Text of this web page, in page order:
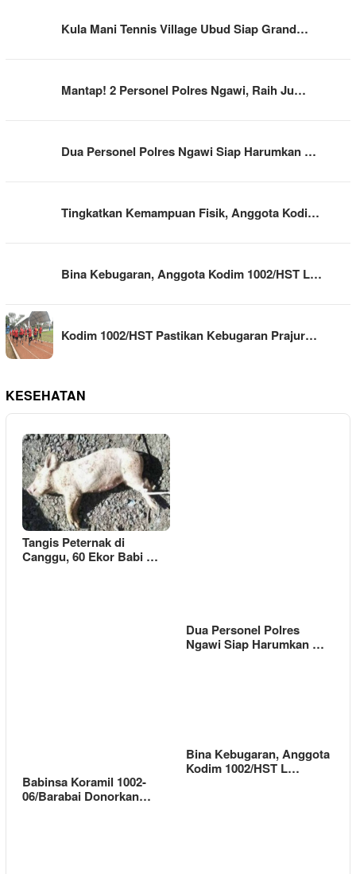
Kula Mani Tennis Village Ubud Siap Grand…
Mantap! 2 Personel Polres Ngawi, Raih Ju…
Dua Personel Polres Ngawi Siap Harumkan …
Tingkatkan Kemampuan Fisik, Anggota Kodi…
Bina Kebugaran, Anggota Kodim 1002/HST L…
Kodim 1002/HST Pastikan Kebugaran Prajur…
KESEHATAN
Tangis Peternak di
Canggu, 60 Ekor Babi …
Dua Personel Polres
Ngawi Siap Harumkan …
Babinsa Koramil 1002-
06/Barabai Donorkan…
Bina Kebugaran, Anggota
Kodim 1002/HST L…